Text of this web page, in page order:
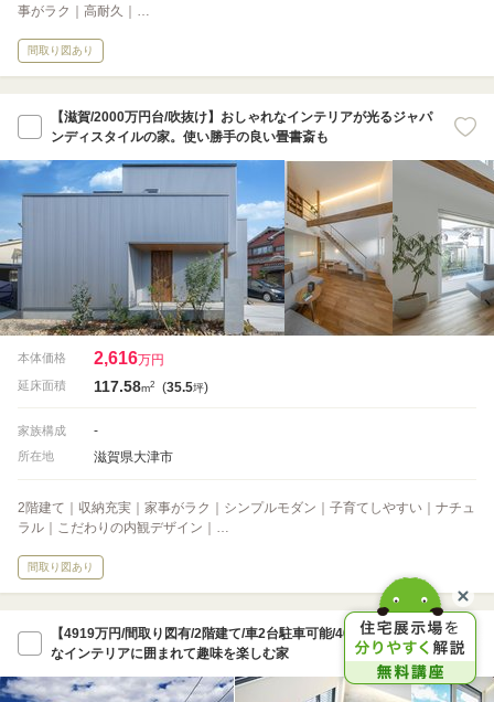
事がラク｜高耐久｜…
間取り図あり
【滋賀/2000万円台/吹抜け】おしゃれなインテリアが光るジャパ
ンディスタイルの家。使い勝手の良い畳書斎も
本体価格 2,616万円
延床面積 117.58m2 (35.5坪)
家族構成 -
所在地 滋賀県大津市
2階建て｜収納充実｜家事がラク｜シンプルモダン｜子育てしやすい｜ナチュ
ラル｜こだわりの内観デザイン｜…
間取り図あり
【4919万円/間取り図有/2階建て/車2台駐車可能/40坪台】モダン
なインテリアに囲まれて趣味を楽しむ家